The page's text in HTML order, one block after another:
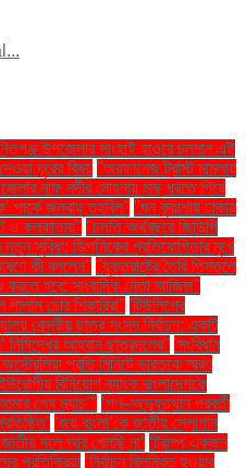
উপজেলার সাংহাই হাওরে চলমান এই
দূরের বিষয় ''অরফানেজ ট্রাস্ট মামলায়
নাফ নদীর মোহনায় মাছ ধরতে গিয়ে
পার্কে জলবায়ু তহবিল'' ''ঘন কুয়াশায় ঢাকায়
ও কলকাতায়'' ''চলতি অর্থবছরে জিডিপি
নতুন সুবিধা: ডিপসিকের প্রতিযোগিতার মুখে
কী বললেন'' ''যুক্তরাষ্ট্রে তৈরি পিস্তলে
করতে হবে: সাংবাদিক নেতা আজিজ"
চোর শিকারিরা'' 'টিউলিপের
কেন্দ্রীয় ছাত্র সংসদ নির্বাচন: একটি
নিষিদ্ধের আহ্বান ছাত্রদলের'' 'সংবিধান
‘অস্ট্রেলিয়া প্রতি মিনিটে ভারতকে স্মরণ
বিনিয়োগ ব্যাংক বাংলাদেশকে
শেষ ম্যাচ’" ‘গণ–অভ্যুত্থান পরবর্তী
‘জয় বাংলা’কে জাতীয় স্লোগান
দলে আর খেলছি না’ ‘ট্রাম্প একজন
প্রতিক্রিয়া ‘নির্বাচন বিলম্বিত হওয়ার